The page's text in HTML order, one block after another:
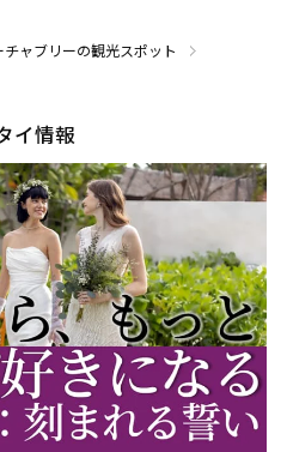
チャブリーの観光スポット
イ情報